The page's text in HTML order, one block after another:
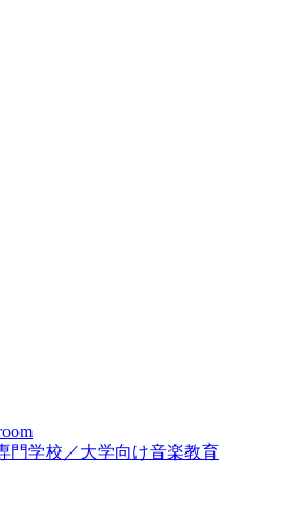
門学校／大学向け音楽教育